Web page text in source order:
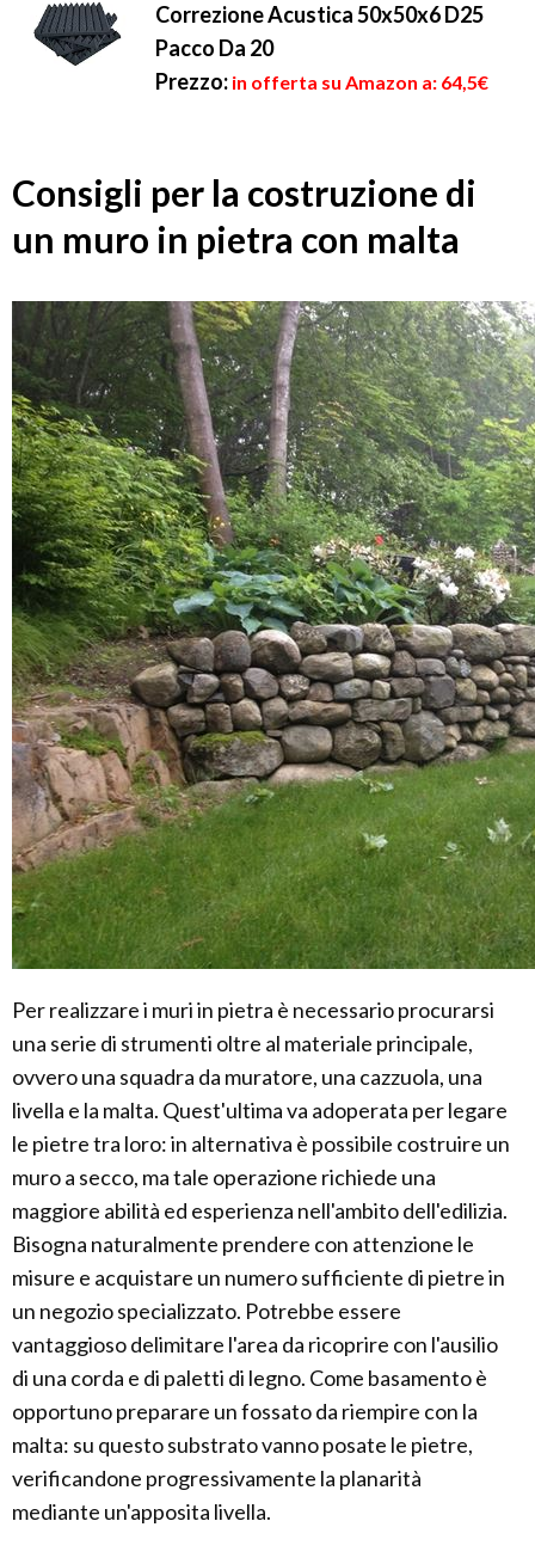
Correzione Acustica 50x50x6 D25
Pacco Da 20
Prezzo: in offerta su Amazon a: 64,5€
Consigli per la costruzione di
un muro in pietra con malta
Per realizzare i muri in pietra è necessario procurarsi
una serie di strumenti oltre al materiale principale,
ovvero una squadra da muratore, una cazzuola, una
livella e la malta. Quest'ultima va adoperata per legare
le pietre tra loro: in alternativa è possibile costruire un
muro a secco, ma tale operazione richiede una
maggiore abilità ed esperienza nell'ambito dell'edilizia.
Bisogna naturalmente prendere con attenzione le
misure e acquistare un numero sufficiente di pietre in
un negozio specializzato. Potrebbe essere
vantaggioso delimitare l'area da ricoprire con l'ausilio
di una corda e di paletti di legno. Come basamento è
opportuno preparare un fossato da riempire con la
malta: su questo substrato vanno posate le pietre,
verificandone progressivamente la planarità
mediante un'apposita livella.